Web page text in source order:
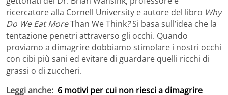
ricercatore alla Cornell University e autore del libro Why
Do We Eat MoreThan We Think?Si basa sull’idea che la
tentazione penetri attraverso gli occhi. Quando
proviamo a dimagrire dobbiamo stimolare i nostri occhi
con cibi più sani ed evitare di guardare quelli ricchi di
grassi o di zuccheri.
Leggi anche: 6 motivi per cui non riesci a dimagrire